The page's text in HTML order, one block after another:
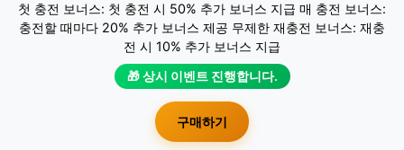
첫 충전 보너스: 첫 충전 시 50% 추가 보너스 지급 매 충전 보너스:
충전할 때마다 20% 추가 보너스 제공 무제한 재충전 보너스: 재충
전 시 10% 추가 보너스 지급
🎁 상시 이벤트 진행합니다.
구매하기